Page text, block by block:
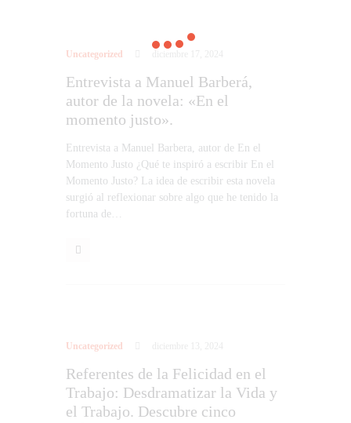
Uncategorized
Entrevista a Manuel Barberá,
autor de la novela: «En el
momento justo».
Entrevista a Manuel Barbera, autor de En el
Momento Justo ¿Qué te inspiró a escribir En el
Momento Justo? La idea de escribir esta novela
surgió al reflexionar sobre algo que he tenido la
fortuna de…
Uncategorized
Referentes de la Felicidad en el
Trabajo: Desdramatizar la Vida y
el Trabajo. Descubre cinco